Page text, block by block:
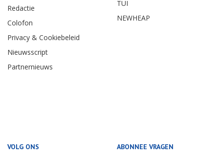
Redactie
Colofon
Privacy & Cookiebeleid
Nieuwsscript
Partnernieuws
TUI
NEWHEAP
VOLG ONS ABONNEE VRAGEN